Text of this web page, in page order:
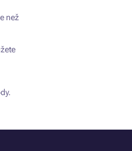
než